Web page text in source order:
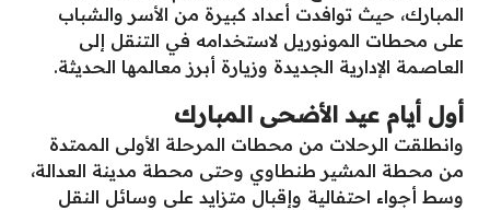
المبارك، حيث توافدت أعداد كبيرة من الأسر والشباب
على محطات المونوريل لاستخدامه في التنقل إلى
العاصمة الإدارية الجديدة وزيارة أبرز معالمها الحديثة.
أول أيام عيد الأضحى المبارك
وانطلقت الرحلات من محطات المرحلة الأولى الممتدة
من محطة المشير طنطاوي وحتى محطة مدينة العدالة،
وسط أجواء احتفالية وإقبال متزايد على وسائل النقل